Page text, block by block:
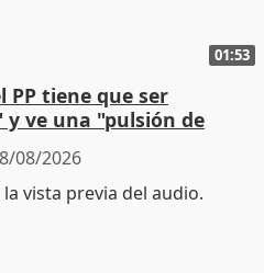
01:53
PP tiene que ser
ve una "pulsión de
08/2026